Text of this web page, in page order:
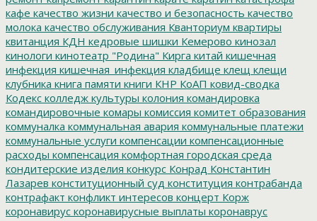
кафе качество жизни качество и безопасность качество
молока качество обслуживания Кванториум квартиры
квитанция КДН кедровые шишки Кемерово кинозал
кинологи кинотеатр "Родина" Кирга китай кишечная
инфекция кишечная_инфекция кладбище клещ клещи
клубника книга памяти книги КНР КоАП ковид-сводка
Кодекс колледж культуры колония командировка
командировочные комары комиссия комитет образования
коммуналка коммунальная авария коммунальные платежи
коммунальные услуги компенсации компенсационные
расходы компенсация комфортная городская среда
кондитерские изделия конкурс Конрад Константин
Лазарев конституционный суд конституция контрабанда
контрафакт конфликт интересов концерт Корж
коронавирус коронавирусные выплаты коронаврус